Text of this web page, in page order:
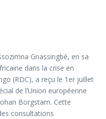
Gnassingbé, en sa
dans la crise en
(RDC), a reçu le 1er juillet
de l’Union européenne
Borgstam. Cette
consultations